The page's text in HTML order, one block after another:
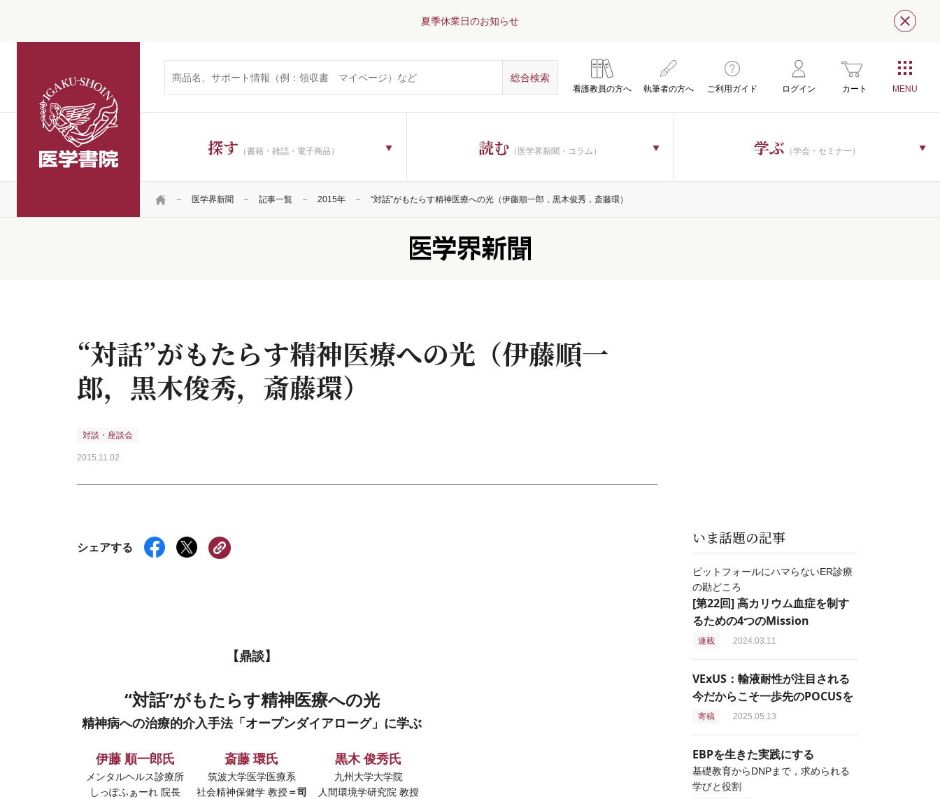
夏季休業日のお知らせ 閉じ
看護教員の方へ 執筆者の方へ ご利用ガイド ログイン カート
探す （書籍・雑誌・電子商品） 読む （医学界新聞・コラム） 学ぶ （学会・セミナー）
HOME 医学界新聞 記事一覧 2015年 “対話”がもたらす精神医療への光（伊藤順一郎，黒木俊秀，斎藤環）
“対話”がもたらす精神医療への光（伊藤順一
郎，黒木俊秀，斎藤環）
対談・座談会
2015.11.02
シェアする
【鼎談】
“対話”がもたらす精神医療への光
精神病への治療的介入手法「オープンダイアローグ」に学ぶ
伊藤 順一郎氏
メンタルヘルス診療所
しっぽふぁーれ 院長
斎藤 環氏
筑波大学医学医療系
社会精神保健学 教授＝司
黒木 俊秀氏
九州大学大学院
人間環境学研究院 教授
いま話題の記事
ピットフォールにハマらないER診療
の勘どころ
[第22回] 高カリウム血症を制す
るための4つのMission
連載 2024.03.11
VExUS：輸液耐性が注目される
今だからこそ一歩先のPOCUSを
寄稿 2025.05.13
EBPを生きた実践にする
基礎教育からDNPまで，求められる
学びと役割